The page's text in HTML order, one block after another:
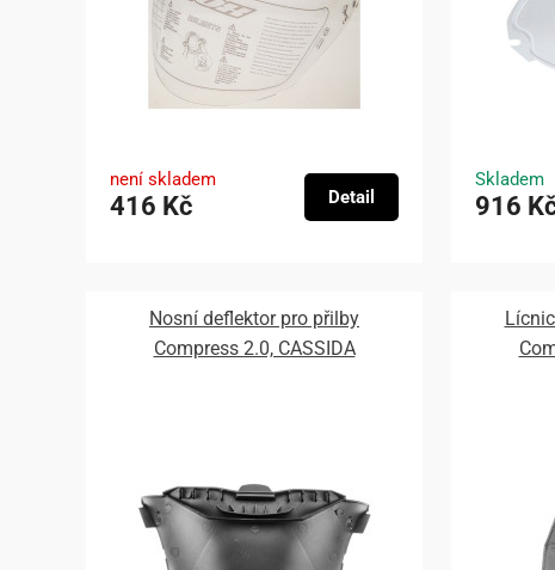
není skladem
416 Kč Detail
Skladem
916
Nosní deflektor pro přilby
Compress 2.0, CASSIDA